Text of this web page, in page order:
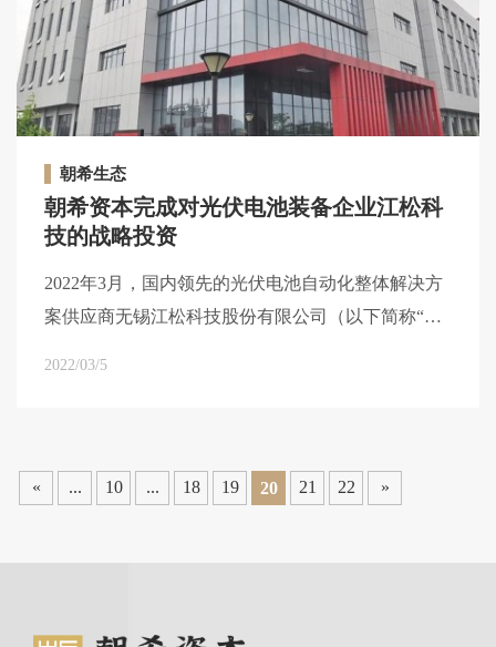
朝希生态
朝希资本完成对光伏电池装备企业江松科
技的战略投资
2022年3月，国内领先的光伏电池自动化整体解决方
案供应商无锡江松科技股份有限公司（以下简称“江
2022/03/5
« ... 10 ... 18 19 20 21 22 »